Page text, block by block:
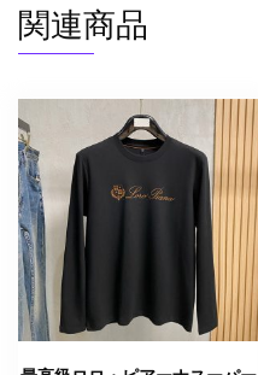
ア
ー
ー
デ
ィ
ガ
ン
個
関連商品